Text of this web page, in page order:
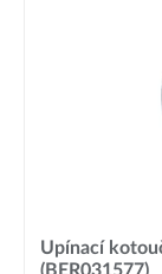
Upínací